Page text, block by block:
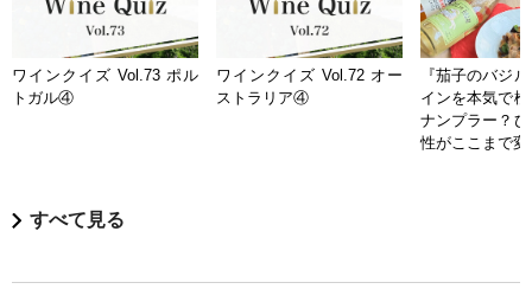
ワインクイズ Vol.73 ポル
トガル④
ワインクイズ Vol.72 オー
ストラリア④
『茄子のバジ
インを本気で
ナンプラー？
性がここまで
すべて見る